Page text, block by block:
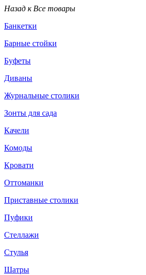
Назад к Все товары
Банкетки
Барные стойки
Буфеты
Диваны
Журнальные столики
Зонты для сада
Качели
Комоды
Кровати
Оттоманки
Приставные столики
Пуфики
Стеллажи
Стулья
Шатры